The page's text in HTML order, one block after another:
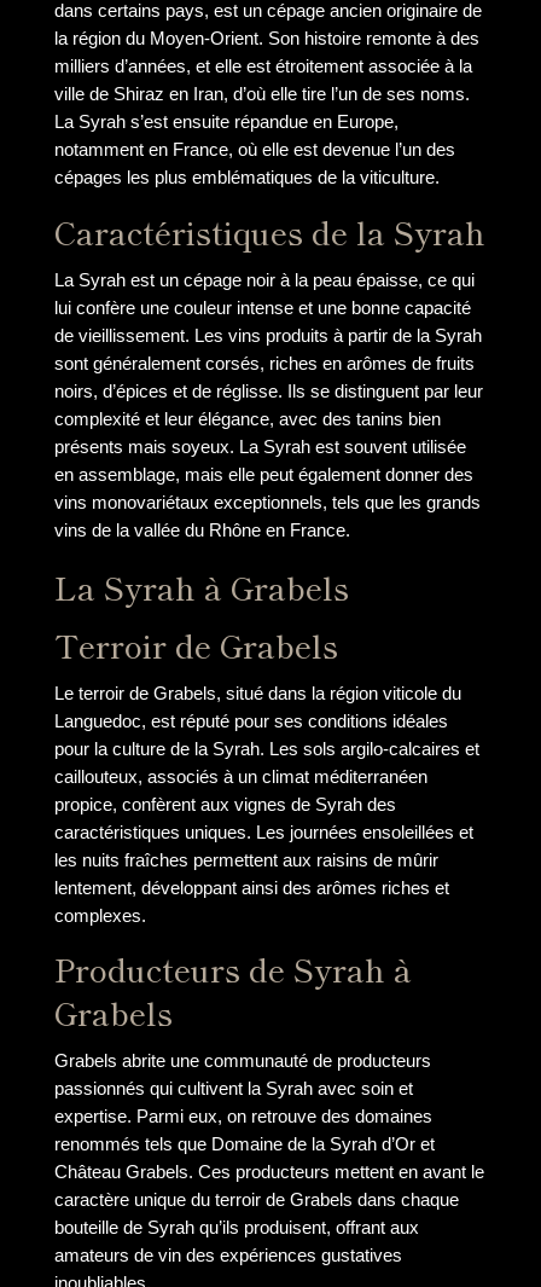
dans certains pays, est un cépage ancien originaire de
la région du Moyen-Orient. Son histoire remonte à des
milliers d’années, et elle est étroitement associée à la
ville de Shiraz en Iran, d’où elle tire l’un de ses noms.
La Syrah s’est ensuite répandue en Europe,
notamment en France, où elle est devenue l’un des
cépages les plus emblématiques de la viticulture.
Caractéristiques de la Syrah
La Syrah est un cépage noir à la peau épaisse, ce qui
lui confère une couleur intense et une bonne capacité
de vieillissement. Les vins produits à partir de la Syrah
sont généralement corsés, riches en arômes de fruits
noirs, d’épices et de réglisse. Ils se distinguent par leur
complexité et leur élégance, avec des tanins bien
présents mais soyeux. La Syrah est souvent utilisée
en assemblage, mais elle peut également donner des
vins monovariétaux exceptionnels, tels que les grands
vins de la vallée du Rhône en France.
La Syrah à Grabels
Terroir de Grabels
Le terroir de Grabels, situé dans la région viticole du
Languedoc, est réputé pour ses conditions idéales
pour la culture de la Syrah. Les sols argilo-calcaires et
caillouteux, associés à un climat méditerranéen
propice, confèrent aux vignes de Syrah des
caractéristiques uniques. Les journées ensoleillées et
les nuits fraîches permettent aux raisins de mûrir
lentement, développant ainsi des arômes riches et
complexes.
Producteurs de Syrah à
Grabels
Grabels abrite une communauté de producteurs
passionnés qui cultivent la Syrah avec soin et
expertise. Parmi eux, on retrouve des domaines
renommés tels que Domaine de la Syrah d’Or et
Château Grabels. Ces producteurs mettent en avant le
caractère unique du terroir de Grabels dans chaque
bouteille de Syrah qu’ils produisent, offrant aux
amateurs de vin des expériences gustatives